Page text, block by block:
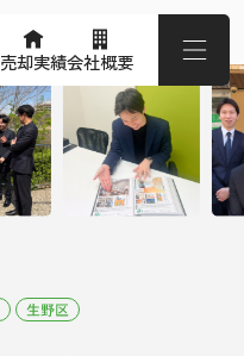
売却実績会社概要